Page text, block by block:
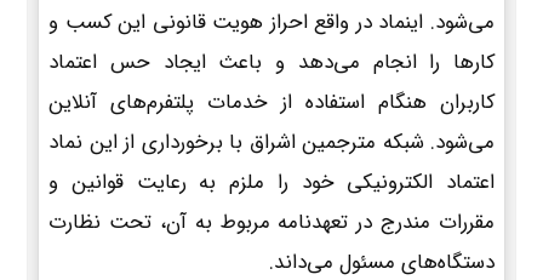
می‌شود. اینماد در واقع احراز هویت قانونی این کسب و
کارها را انجام می‌دهد و باعث ایجاد حس اعتماد
کاربران هنگام استفاده از خدمات پلتفرم‌های آنلاین
می‌شود. شبکه مترجمین اشراق با برخورداری از این نماد
اعتماد الکترونیکی خود را ملزم به رعایت قوانین و
مقررات مندرج در تعهدنامه مربوط به آن، تحت نظارت
دستگاه‌های مسئول می‌داند.